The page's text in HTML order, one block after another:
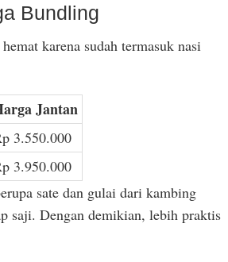
Bundling
karena sudah termasuk nasi
Jantan
3.550.000
3.950.000
sate dan gulai dari kambing
saji. Dengan demikian, lebih praktis